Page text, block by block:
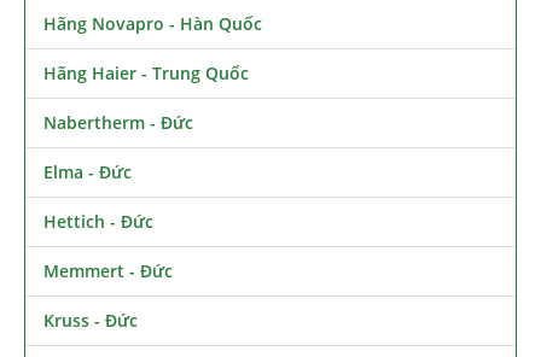
Hãng Novapro - Hàn Quốc
Hãng Haier - Trung Quốc
Nabertherm - Đức
Elma - Đức
Hettich - Đức
Memmert - Đức
Kruss - Đức